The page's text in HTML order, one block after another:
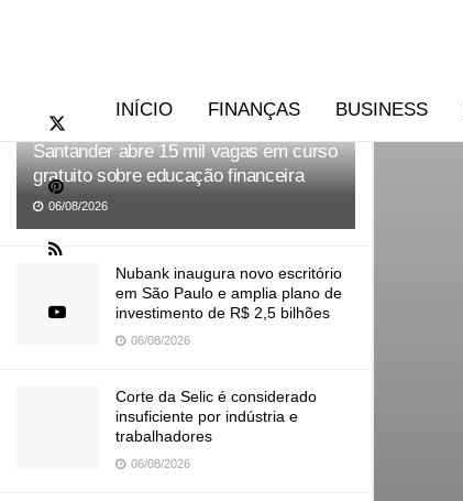
Santander abre 15 mil vagas em curso
gratuito sobre educação financeira
06/08/2026
Nubank inaugura novo escritório
em São Paulo e amplia plano de
investimento de R$ 2,5 bilhões
06/08/2026
Corte da Selic é considerado
insuficiente por indústria e
trabalhadores
06/08/2026
INÍCIO FINANÇAS BUSINESS